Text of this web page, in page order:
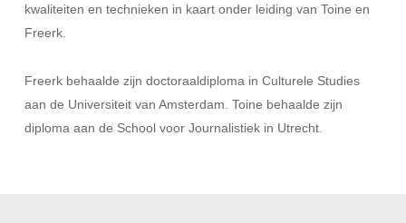
kwaliteiten en technieken in kaart onder leiding van Toine en
Freerk.
Freerk behaalde zijn doctoraaldiploma in Culturele Studies
aan de Universiteit van Amsterdam. Toine behaalde zijn
diploma aan de School voor Journalistiek in Utrecht.